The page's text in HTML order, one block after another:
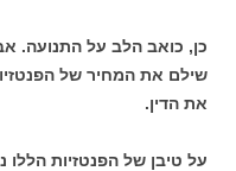
כן, כואב הלב על התנועה.
שילם את המחיר של
את הדין.
על טיבן של הפנטזיות הללו